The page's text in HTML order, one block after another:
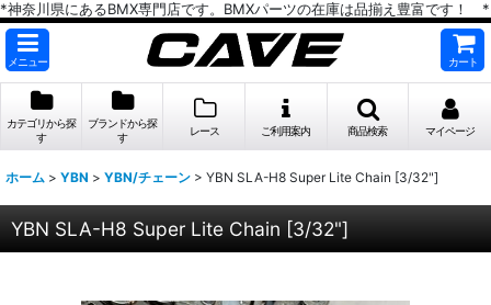
*神奈川県にあるBMX専門店です。BMXパーツの在庫は品揃え豊富です！ *
メニュー カート
カテゴリから探
す
ブランドから探
す
レース ご利用案内 商品検索 マイページ
ホーム > YBN > YBN/チェーン > YBN SLA-H8 Super Lite Chain [3/32"]
YBN SLA-H8 Super Lite Chain [3/32"]